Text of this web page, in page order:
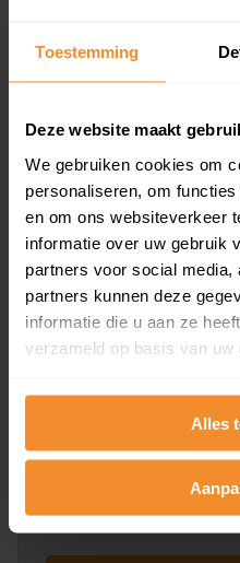
Toestemming
Deze website maakt
We gebruiken cookies om
personaliseren, om
en om ons websiteverkeer
informatie over uw gebruik
partners voor social
partners kunnen deze
informatie die u aan ze
verzameld op basis van uw
Alles
en koopdatum) binnen
Bekijk product
Direct leverbaar
Kadastrale kaart
Een uitgebreid overzicht
omliggende percelen